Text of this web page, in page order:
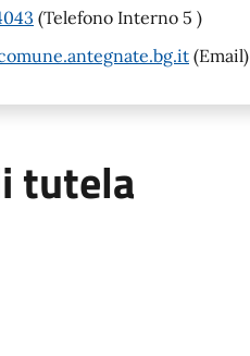
(Telefono Interno 5 )
(Email)
tutela